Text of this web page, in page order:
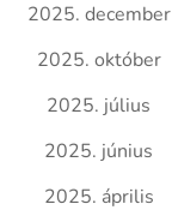
2025. december
2025. október
2025. július
2025. június
2025. április